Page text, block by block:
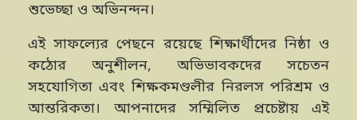
শুভেচ্ছা ও অভিনন্দন।
এই সাফল্যের পেছনে রয়েছে শিক্ষার্থীদের নিষ্ঠা ও
কঠোর অনুশীলন, অভিভাবকদের সচেতন
সহযোগিতা এবং শিক্ষকমণ্ডলীর নিরলস পরিশ্রম ও
আন্তরিকতা। আপনাদের সম্মিলিত প্রচেষ্টায় এই